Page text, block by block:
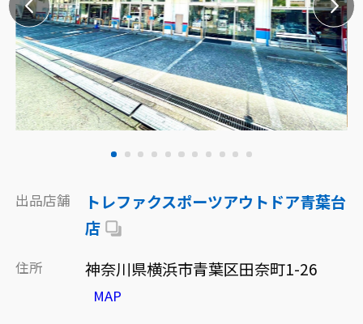
出品店舗
トレファクスポーツアウトドア青葉台
店
住所 神奈川県横浜市青葉区田奈町1-26
MAP